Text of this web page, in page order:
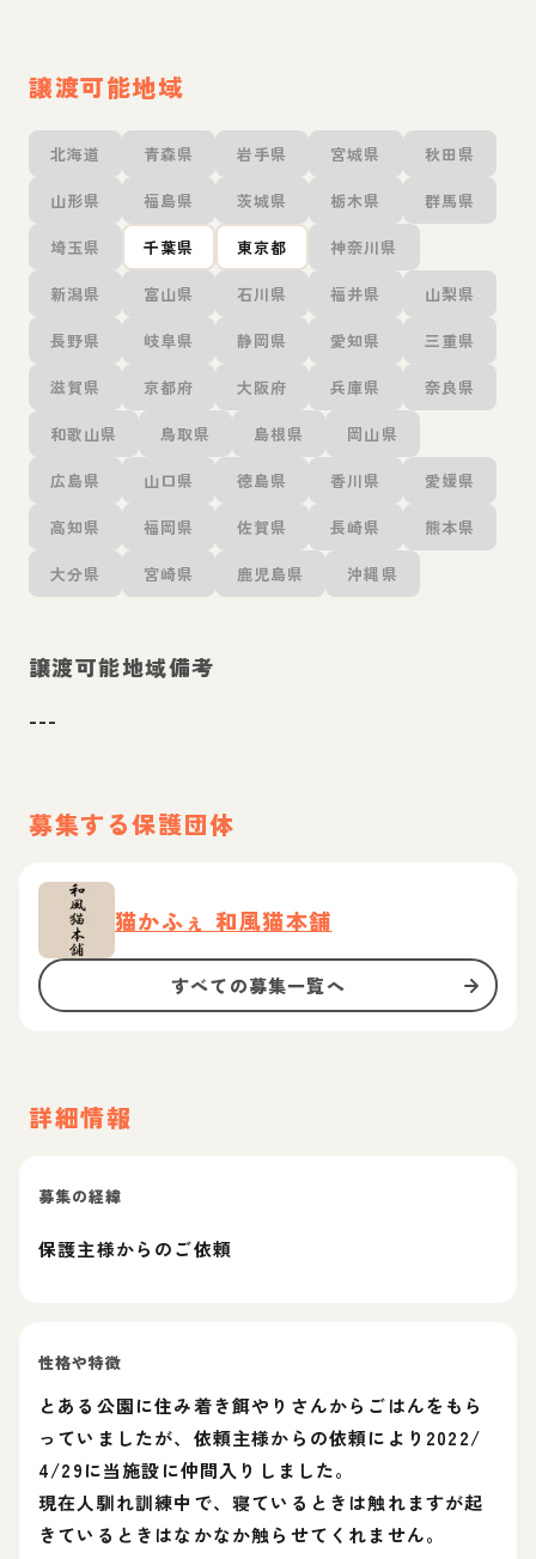
譲渡可能地域
北海道 青森県 岩手県 宮城県 秋田県
山形県 福島県 茨城県 栃木県 群馬県
埼玉県 千葉県 東京都 神奈川県
新潟県 富山県 石川県 福井県 山梨県
長野県 岐阜県 静岡県 愛知県 三重県
滋賀県 京都府 大阪府 兵庫県 奈良県
和歌山県 鳥取県 島根県 岡山県
広島県 山口県 徳島県 香川県 愛媛県
高知県 福岡県 佐賀県 長崎県 熊本県
大分県 宮崎県 鹿児島県 沖縄県
譲渡可能地域備考
---
募集する保護団体
猫かふぇ 和風猫本舗
すべての募集一覧へ
詳細情報
募集の経緯
保護主様からのご依頼
性格や特徴
とある公園に住み着き餌やりさんからごはんをもら
っていましたが、依頼主様からの依頼により2022/
4/29に当施設に仲間入りしました。
現在人馴れ訓練中で、寝ているときは触れますが起
きているときはなかなか触らせてくれません。